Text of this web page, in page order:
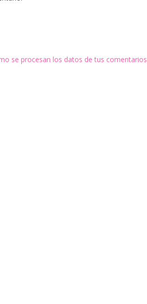
se procesan los datos de tus comentarios